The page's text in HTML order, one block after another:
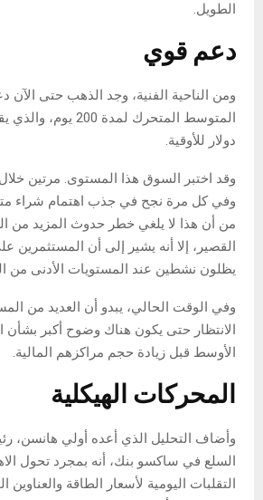
الطويل.
دعم قوي
ومن الناحية الفنية، وجد الذهب حتى الآن
دولار للأوقية.
وقد اختبر السوق هذا المستوى. مرتين خلال
وفي كل مرة نجح في جذب اهتمام شراء
من أن هذا لا يلغي خطر حدوث المزيد من
القصير، إلا أنه يشير إلى أن المستثمرين
يظلون نشطين عند المستويات الأدنى من
وفي الوقت الحالي، يبدو أن العديد من
الانتظار حتى يكون هناك وضوح أكبر
الأوسط قبل زيادة حجم مراكزهم المالية.
المحركات الهيكلية
وأضاف التحليل الذي أعده أولي هانسن،
السلع في ساكسو بنك، أنه بمجرد تحول
التقلبات اليومية لأسعار الطاقة